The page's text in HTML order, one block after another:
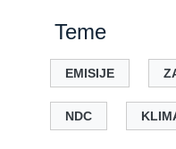
Teme
EMISIJE
NDC